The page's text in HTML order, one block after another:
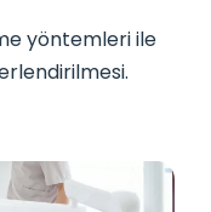
yöntemleri ile